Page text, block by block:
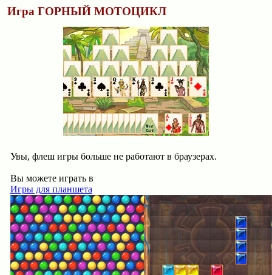
Игра ГОРНЫЙ МОТОЦИКЛ
Увы, флеш игры больше не работают в браузерах.
Вы можете играть в
Игры для планшета